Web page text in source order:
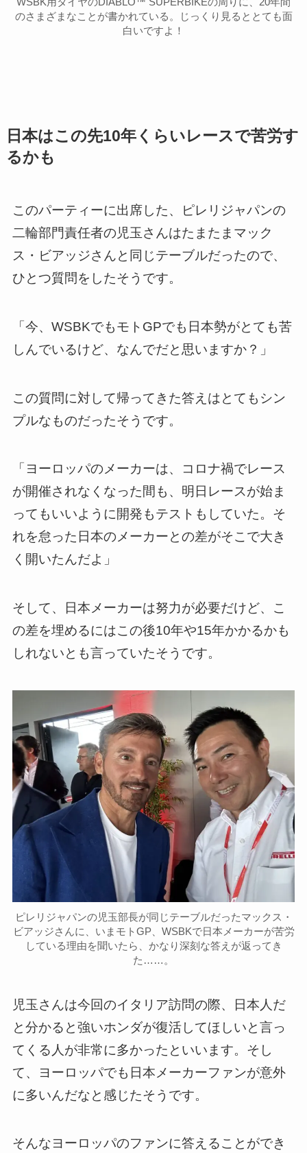
のさまざまなことが書かれている。じっくり見るととても面
白いですよ！
日本はこの先10年くらいレースで苦労す
るかも
このパーティーに出席した、ピレリジャパンの
二輪部門責任者の児玉さんはたまたまマック
ス・ビアッジさんと同じテーブルだったので、
ひとつ質問をしたそうです。
「今、WSBKでもモトGPでも日本勢がとても苦
しんでいるけど、なんでだと思いますか？」
この質問に対して帰ってきた答えはとてもシン
プルなものだったそうです。
「ヨーロッパのメーカーは、コロナ禍でレース
が開催されなくなった間も、明日レースが始ま
ってもいいように開発もテストもしていた。そ
れを怠った日本のメーカーとの差がそこで大き
く開いたんだよ」
そして、日本メーカーは努力が必要だけど、こ
の差を埋めるにはこの後10年や15年かかるかも
しれないとも言っていたそうです。
ピレリジャパンの児玉部長が同じテーブルだったマックス・
ビアッジさんに、いまモトGP、WSBKで日本メーカーが苦労
している理由を聞いたら、かなり深刻な答えが返ってき
た……。
児玉さんは今回のイタリア訪問の際、日本人だ
と分かると強いホンダが復活してほしいと言っ
てくる人が非常に多かったといいます。そし
て、ヨーロッパでも日本メーカーファンが意外
に多いんだなと感じたそうです。
そんなヨーロッパのファンに答えることができ